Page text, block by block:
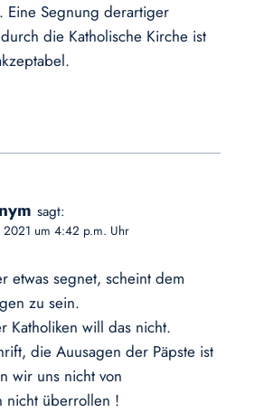
Eine Segnung derartiger
die Katholische Kirche ist
sagt:
um 4:42 p.m. Uhr
etwas segnet, scheint dem
zu sein.
Katholiken will das nicht.
die Auusagen der Päpste ist
wir uns nicht von
nicht überrollen !